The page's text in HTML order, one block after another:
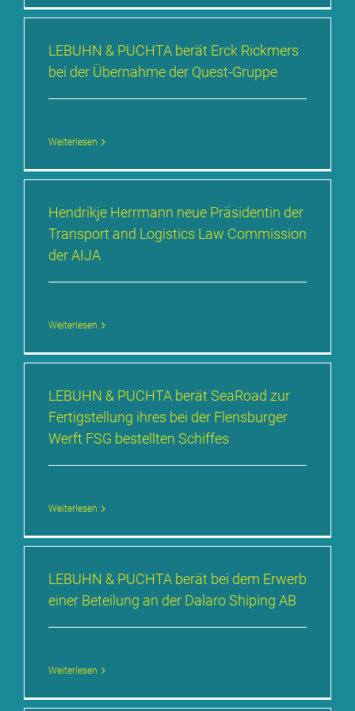
LE­BUHN & PUCH­TA be­rät Erck Rick­mers
bei der Über­nah­me der Quest-Grup­pe
Weiterlesen
Hen­drik­je Herr­mann neue Prä­si­den­tin der
Trans­port and Lo­gi­stics Law Com­mis­si­on
der AI­JA
Weiterlesen
LE­BUHN & PUCH­TA be­rät SeaRoad zur
Fer­tig­stel­lung ih­res bei der Flens­bur­ger
Werft FSG be­stell­ten Schif­fes
Weiterlesen
LE­BUHN & PUCH­TA be­rät bei dem Er­werb
ei­ner Be­tei­lung an der Da­la­ro Shi­p­ing AB
Weiterlesen